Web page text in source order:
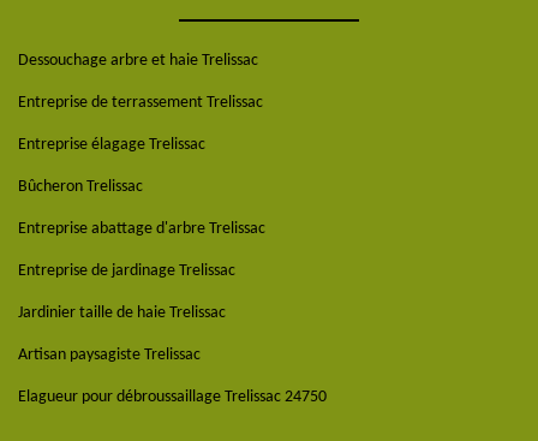
Dessouchage arbre et haie Trelissac
Entreprise de terrassement Trelissac
Entreprise élagage Trelissac
Bûcheron Trelissac
Entreprise abattage d'arbre Trelissac
Entreprise de jardinage Trelissac
Jardinier taille de haie Trelissac
Artisan paysagiste Trelissac
Elagueur pour débroussaillage Trelissac 24750